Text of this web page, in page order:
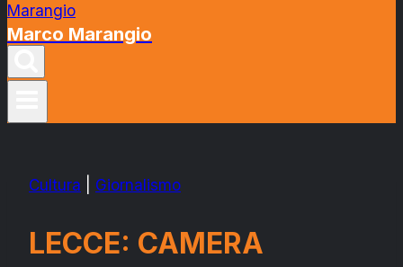
Marco Marangio
Cultura Giornalismo
LECCE: CAMERA